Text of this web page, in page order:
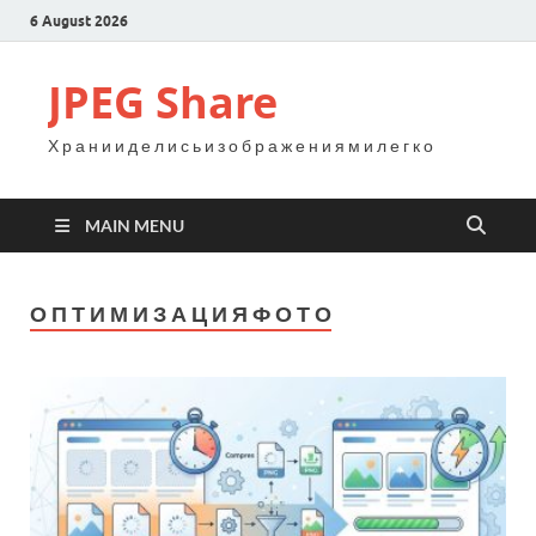
6 August 2026
JPEG Share
Х р а н и и д е л и с ь и з о б р а ж е н и я м и л е г к о
MAIN MENU
О П Т И М И З А Ц И Я Ф О Т О